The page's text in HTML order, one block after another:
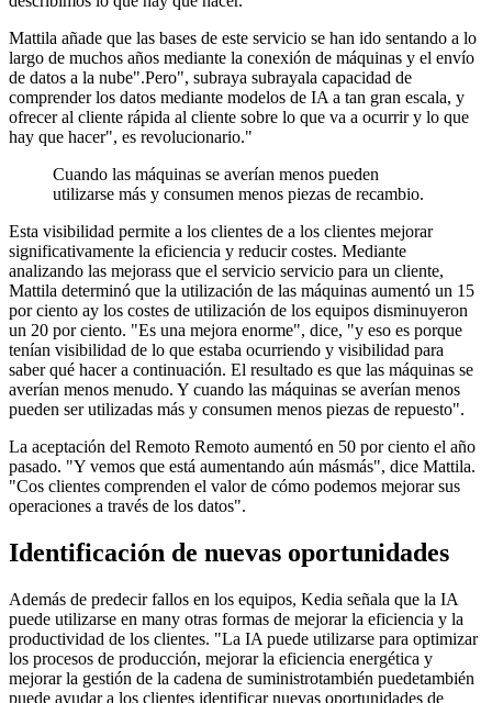
Mattila añade que las bases de este servicio se han ido sentando a lo
largo de muchos años mediante la conexión de máquinas y el envío
de datos a la nube".Pero", subraya subrayala capacidad de
comprender los datos mediante modelos de IA a tan gran escala, y
ofrecer al cliente rápida al cliente sobre lo que va a ocurrir y lo que
hay que hacer", es revolucionario."
Cuando las máquinas se averían menos pueden
utilizarse más y consumen menos piezas de recambio.
Esta visibilidad permite a los clientes de a los clientes mejorar
significativamente la eficiencia y reducir costes. Mediante
analizando las mejorass que el servicio servicio para un cliente,
Mattila determinó que la utilización de las máquinas aumentó un 15
por ciento ay los costes de utilización de los equipos disminuyeron
un 20 por ciento. "Es una mejora enorme", dice, "y eso es porque
tenían visibilidad de lo que estaba ocurriendo y visibilidad para
saber qué hacer a continuación. El resultado es que las máquinas se
averían menos menudo. Y cuando las máquinas se averían menos
pueden serutilizadas más y consumen menos piezas de repuesto".
La aceptación del Remoto Remoto aumentó en 50 por ciento el año
pasado. "Y vemos que está aumentando aún másmás", dice Mattila.
"Cos clientes comprenden el valor de cómo podemos mejorar sus
operaciones a través de los datos".
Identificación de nuevas oportunidades
Además de predecir fallos en los equipos, Kedia señala que la IA
puede utilizarse en many otras formas de mejorar la eficiencia y la
productividad de los clientes. "La IA puede utilizarse para optimizar
los procesos de producción, mejorar la eficiencia energética y
mejorar la gestión de la cadena de suministrotambién puedetambién
puede ayudar a los clientes identificar nuevas oportunidades de